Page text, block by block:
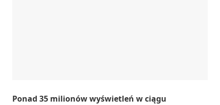
Ponad 35 milionów wyświetleń w ciągu